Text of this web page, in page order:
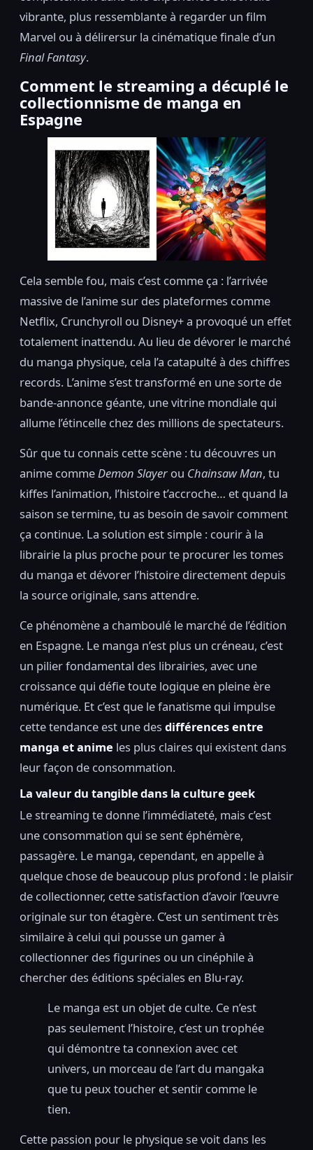
vibrante, plus ressemblante à regarder un film
Marvel ou à délirersur la cinématique finale d’un
Final Fantasy.
Comment le streaming a décuplé le
collectionnisme de manga en
Espagne
Cela semble fou, mais c’est comme ça : l’arrivée
massive de l’anime sur des plateformes comme
Netflix, Crunchyroll ou Disney+ a provoqué un effet
totalement inattendu. Au lieu de dévorer le marché
du manga physique, cela l’a catapulté à des chiffres
records. L’anime s’est transformé en une sorte de
bande-annonce géante, une vitrine mondiale qui
allume l’étincelle chez des millions de spectateurs.
Sûr que tu connais cette scène : tu découvres un
anime commeDemon Slayer ou Chainsaw Man, tu
kiffes l’animation, l’histoire t’accroche… et quand la
saison se termine, tu as besoin de savoir comment
ça continue. La solution est simple : courir à la
librairie la plus proche pour te procurer les tomes
du manga et dévorer l’histoire directement depuis
la source originale, sans attendre.
Ce phénomène a chamboulé le marché de l’édition
en Espagne. Le manga n’est plus un créneau, c’est
un pilier fondamental des librairies, avec une
croissance qui défie toute logique en pleine ère
numérique. Et c’est que le fanatisme qui impulse
cette tendance est une des différences entre
manga et anime les plus claires qui existent dans
leur façon de consommation.
La valeur du tangible dans la culture geek
Le streaming te donne l’immédiateté, mais c’est
une consommation qui se sent éphémère,
passagère. Le manga, cependant, en appelle à
quelque chose de beaucoup plus profond : le plaisir
de collectionner, cette satisfaction d’avoir l’œuvre
originale sur ton étagère. C’est un sentiment très
similaire à celui qui pousse un gamer à
collectionner des figurines ou un cinéphile à
chercher des éditions spéciales en Blu-ray.
Le manga est un objet de culte. Ce n’est
pas seulement l’histoire, c’est un trophée
qui démontre ta connexion avec cet
univers, un morceau de l’art du mangaka
que tu peux toucher et sentir comme le
tien.
Cette passion pour le physique se voit dans les